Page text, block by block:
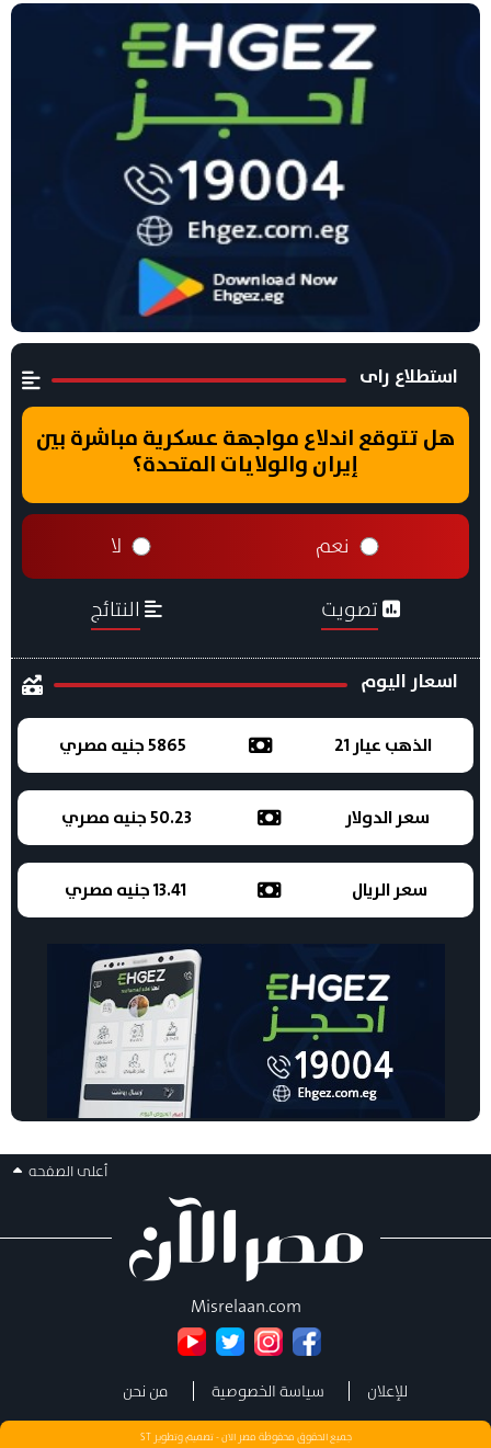
استطلاع راى
هل تتوقع اندلاع مواجهة عسكرية مباشرة بين
إيران والولايات المتحدة؟
نعم لا
تصويت النتائج
اسعار اليوم
الذهب عيار 21 5865 جنيه مصري
سعر الدولار 50.23 جنيه مصري
سعر الريال 13.41 جنيه مصري
أعلى الصفحه
Misrelaan.com
للإعلان سياسة الخصوصية من نحن
جميع الحقوق محفوظة مصر الان - تصميم وتطويرST